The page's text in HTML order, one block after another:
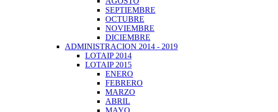
SEPTIEMBRE
OCTUBRE
NOVIEMBRE
DICIEMBRE
ADMINISTRACION 2014 - 2019
LOTAIP 2014
LOTAIP 2015
ENERO
FEBRERO
MARZO
ABRIL
MAYO